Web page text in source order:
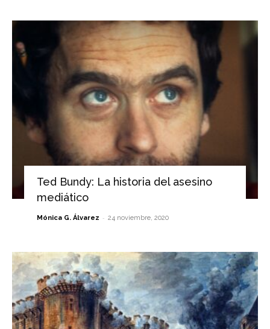
Ted Bundy: La historia del asesino
mediático
Mónica G. Álvarez - 24 noviembre, 2020